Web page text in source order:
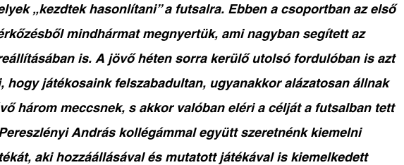
„kezdtek hasonlítani” a futsalra. Ebben a csoportban az első
mindhármat megnyertük, ami nagyban segített az
is. A jövő héten sorra kerülő utolsó fordulóban is azt
hogy játékosaink felszabadultan, ugyanakkor alázatosan állnak
három meccsnek, s akkor valóban eléri a célját a futsalban tett
András kollégámmal együtt szeretnénk kiemelni
aki hozzáállásával és mutatott játékával is kiemelkedett